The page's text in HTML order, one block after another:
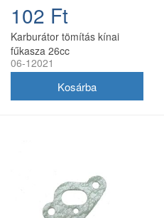
102 Ft
Karburátor tömítás kínai
fűkasza 26cc
06-12021